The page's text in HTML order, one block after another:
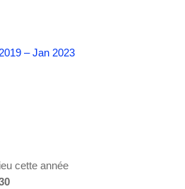
– Jan 2023
cette année